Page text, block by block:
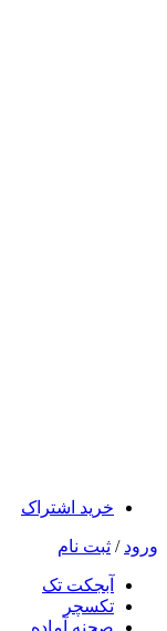
خرید اشتراک
ورود / ثبت نام
آبجکت تک
تکسچر
صحنه آماده